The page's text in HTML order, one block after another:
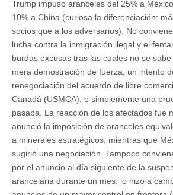
Trump impuso aranceles del 25% a
10% a China (curiosa la diferenciación:
socios que a los adversarios). No
lucha contra la inmigración ilegal y el
burdas excusas tras las cuales no se
mera demostración de fuerza, un intento
renegociación del acuerdo de libre
Canadá (USMCA), o simplemente una
pasaba. La reacción de los afectados fue
anunció la imposición de aranceles
a minerales estratégicos, mientras que
sugirió una negociación. Tampoco
por el anuncio al día siguiente de la
arancelaria durante un mes: lo hizo a